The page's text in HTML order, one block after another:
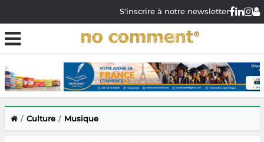
S'inscrire à notre newsletter
Culture Musique